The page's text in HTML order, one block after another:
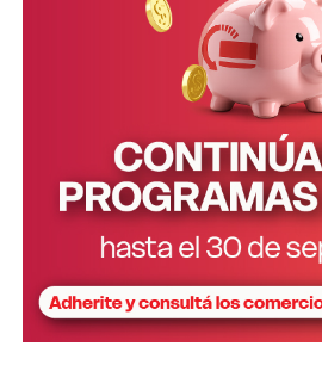
Para la estimación del costo del
primer término, el tiempo teórico
para cada uno de los tramos de
mensual es la siguiente: menores
De 1 a 3 años: 168 horas. De 4 a 5
a 12 años: 68 horas.
A su vez, las horas de cuidado se
remuneración de la categoría
personas” del Régimen Especial
para el Personal de Casas